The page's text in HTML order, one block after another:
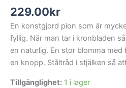
229.00kr
En konstgjord pion som är
fyllig. När man tar i kronbladen
en naturlig. En stor blomma
en knopp. Ståltråd i stjälken så
Tillgänglighet: 1 i lager